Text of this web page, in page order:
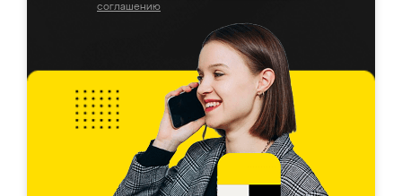
соглашению